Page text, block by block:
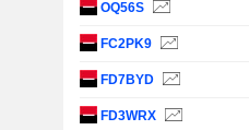
OQ56S
FC2PK9
FD7BYD
FD3WRX